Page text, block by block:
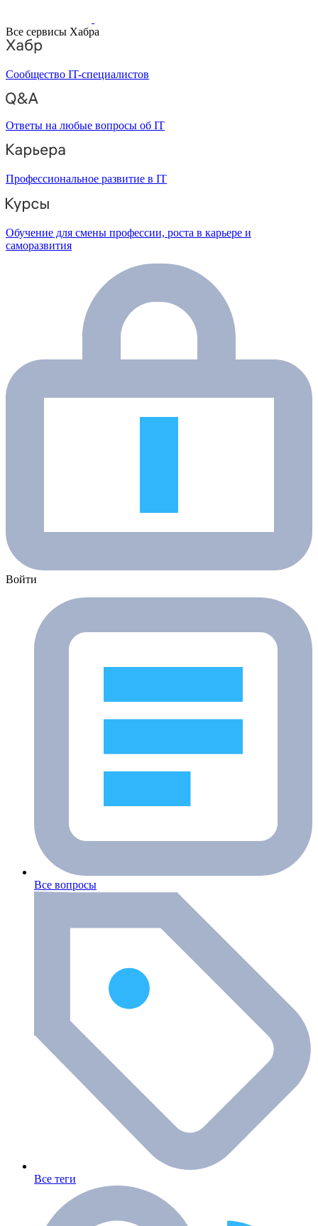
Все сервисы Хабра
Сообщество IT-специалистов
Ответы на любые вопросы об IT
Профессиональное развитие в IT
Обучение для смены профессии, роста в карьере и
саморазвития
Войти
Все вопросы
Все теги